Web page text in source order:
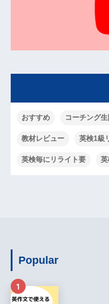
おすすめ コーチング
教材レビュー 英検1級
英検毎にリライト要
Popular
1